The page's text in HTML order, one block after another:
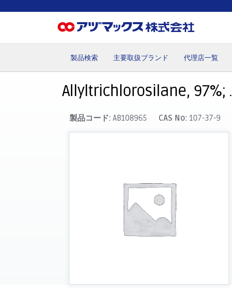
製品検索 主要取扱ブランド 代理店一覧
Allyltrichlorosilane, 97%; .
製品コード:AB108965 CAS No:107-37-9